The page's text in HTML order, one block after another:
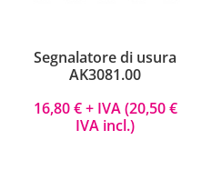
Segnalatore di usura
AK3081.00
16,80€+ IVA (20,50€
IVA incl.)